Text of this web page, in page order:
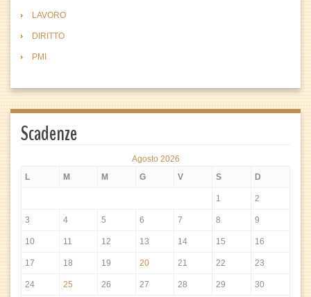
LAVORO
DIRITTO
PMI
Scadenze
Agosto 2026
L
M M G V S D
1 2
3 4 5 6 7 8 9
10 11 12 13 14 15 16
17 18 19 20 21 22 23
24 25 26 27 28 29 30